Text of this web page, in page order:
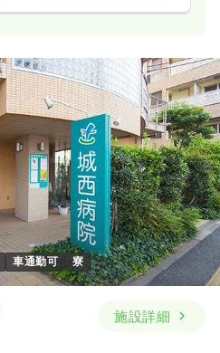
車通勤可 寮
施設詳細